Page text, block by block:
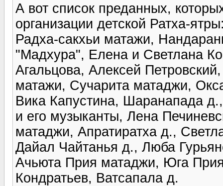
А вот список преданных,
организации детской Ратха-
Радха-сакхьи матажи,
"Мадхура", Елена и Светлана
Агальцова, Алексей
матажи, Сучарита матаджи,
Вика Капустина, Шаранапада
и его музыканты, Лена
матаджи, Апратиратха д.,
Дайал Чайтанья д., Люба
Ачьюта Прия матаджи, Юга
Кондратьев, Ватсапала д.